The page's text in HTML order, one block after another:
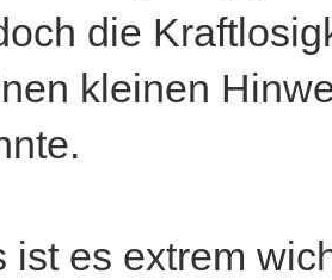
die
kleinen
ist es extrem